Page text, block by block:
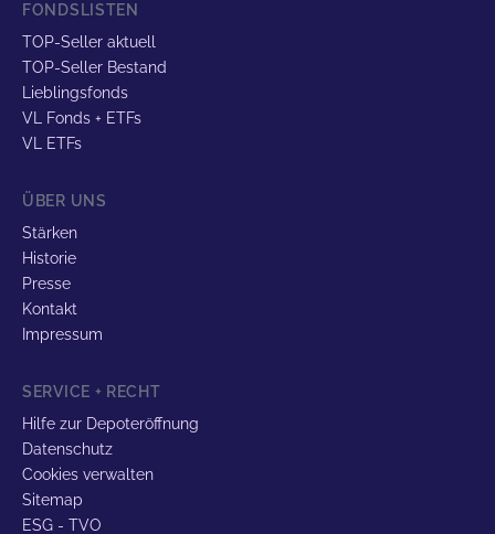
FONDSLISTEN
TOP-Seller aktuell
TOP-Seller Bestand
Lieblingsfonds
VL Fonds + ETFs
VL ETFs
ÜBER UNS
Stärken
Historie
Presse
Kontakt
Impressum
SERVICE + RECHT
Hilfe zur Depoteröffnung
Datenschutz
Cookies verwalten
Sitemap
ESG - TVO